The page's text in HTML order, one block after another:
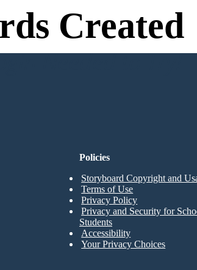
Created
Needed to Try!
Policies
Storyboard Copyright and
Terms of Use
Privacy Policy
Privacy and Security for
Students
Accessibility
Your Privacy Choices